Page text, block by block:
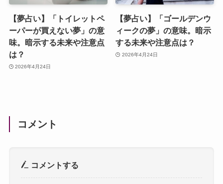
【夢占い】「トイレットペ
ーパーが買えない夢」の意
味。暗示する未来や注意点
は？
2026年4月24日
【夢占い】「ゴールデンウ
ィークの夢」の意味。暗示
する未来や注意点は？
2026年4月24日
コメント
コメントする